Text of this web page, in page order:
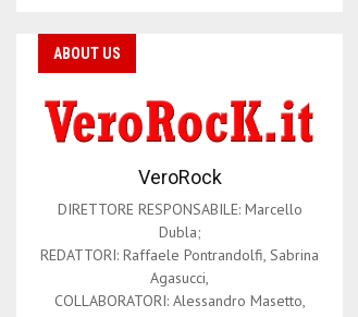
ABOUT US
VeroRock
DIRETTORE RESPONSABILE: Marcello
Dubla;
REDATTORI: Raffaele Pontrandolfi, Sabrina
Agasucci,
COLLABORATORI: Alessandro Masetto,